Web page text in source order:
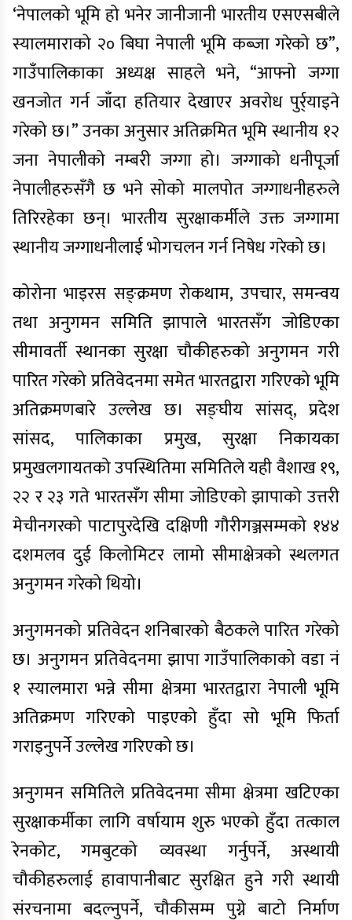
‘नेपालको भूमि हो भनेर जानीजानी भारतीय एसएसबीले
स्यालमाराको २० बिघा नेपाली भूमि कब्जा गरेको छ”,
गाउँपालिकाका अध्यक्ष साहले भने, “आफ्नो जग्गा
खनजोत गर्न जाँदा हतियार देखाएर अवरोध पुर्र्याइने
गरेको छ।” उनका अनुसार अतिक्रमित भूमि स्थानीय १२
जना नेपालीको नम्बरी जग्गा हो। जग्गाको धनीपूर्जा
नेपालीहरुसँगै छ भने सोको मालपोत जग्गाधनीहरुले
तिरिरहेका छन्। भारतीय सुरक्षाकर्मीले उक्त जग्गामा
स्थानीय जग्गाधनीलाई भोगचलन गर्न निषेध गरेको छ।
कोरोना भाइरस सङ्क्रमण रोकथाम, उपचार, समन्वय
तथा अनुगमन समिति झापाले भारतसँग जोडिएका
सीमावर्ती स्थानका सुरक्षा चौकीहरुको अनुगमन गरी
पारित गरेको प्रतिवेदनमा समेत भारतद्वारा गरिएको भूमि
अतिक्रमणबारे उल्लेख छ। सङ्घीय सांसद्, प्रदेश
सांसद, पालिकाका प्रमुख, सुरक्षा निकायका
प्रमुखलगायतको उपस्थितिमा समितिले यही वैशाख १९,
२२ र २३ गते भारतसँग सीमा जोडिएको झापाको उत्तरी
मेचीनगरको पाटापुरदेखि दक्षिणी गौरीगञ्जसम्मको १४४
दशमलव दुई किलोमिटर लामो सीमाक्षेत्रको स्थलगत
अनुगमन गरेको थियो।
अनुगमनको प्रतिवेदन शनिबारको बैठकले पारित गरेको
छ। अनुगमन प्रतिवेदनमा झापा गाउँपालिकाको वडा नं
१ स्यालमारा भन्ने सीमा क्षेत्रमा भारतद्वारा नेपाली भूमि
अतिक्रमण गरिएको पाइएको हुँदा सो भूमि फिर्ता
गराइनुपर्ने उल्लेख गरिएको छ।
अनुगमन समितिले प्रतिवेदनमा सीमा क्षेत्रमा खटिएका
सुरक्षाकर्मीका लागि वर्षायाम शुरु भएको हुँदा तत्काल
रेनकोट, गमबुटको व्यवस्था गर्नुपर्ने, अस्थायी
चौकीहरुलाई हावापानीबाट सुरक्षित हुने गरी स्थायी
संरचनामा बदल्नुपर्ने, चौकीसम्म पुग्ने बाटो निर्माण